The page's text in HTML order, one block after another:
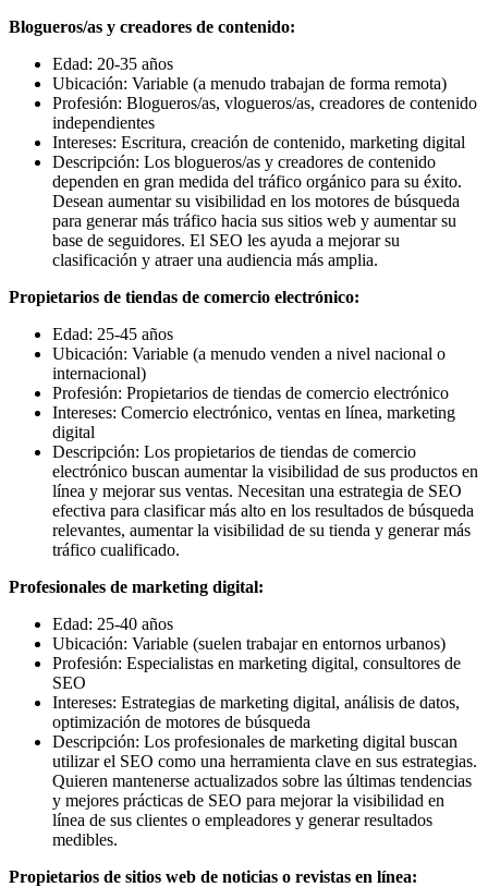
Blogueros/as y creadores de contenido:
Edad: 20-35 años
Ubicación: Variable (a menudo trabajan de forma remota)
Profesión: Blogueros/as, vlogueros/as, creadores de contenido
independientes
Intereses: Escritura, creación de contenido, marketing digital
Descripción: Los blogueros/as y creadores de contenido
dependen en gran medida del tráfico orgánico para su éxito.
Desean aumentar su visibilidad en los motores de búsqueda
para generar más tráfico hacia sus sitios web y aumentar su
base de seguidores. El SEO les ayuda a mejorar su
clasificación y atraer una audiencia más amplia.
Propietarios de tiendas de comercio electrónico:
Edad: 25-45 años
Ubicación: Variable (a menudo venden a nivel nacional o
internacional)
Profesión: Propietarios de tiendas de comercio electrónico
Intereses: Comercio electrónico, ventas en línea, marketing
digital
Descripción: Los propietarios de tiendas de comercio
electrónico buscan aumentar la visibilidad de sus productos en
línea y mejorar sus ventas. Necesitan una estrategia de SEO
efectiva para clasificar más alto en los resultados de búsqueda
relevantes, aumentar la visibilidad de su tienda y generar más
tráfico cualificado.
Profesionales de marketing digital:
Edad: 25-40 años
Ubicación: Variable (suelen trabajar en entornos urbanos)
Profesión: Especialistas en marketing digital, consultores de
SEO
Intereses: Estrategias de marketing digital, análisis de datos,
optimización de motores de búsqueda
Descripción: Los profesionales de marketing digital buscan
utilizar el SEO como una herramienta clave en sus estrategias.
Quieren mantenerse actualizados sobre las últimas tendencias
y mejores prácticas de SEO para mejorar la visibilidad en
línea de sus clientes o empleadores y generar resultados
medibles.
Propietarios de sitios web de noticias o revistas en línea: